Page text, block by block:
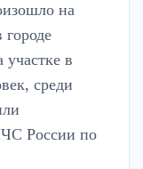
на
в
среди
России по